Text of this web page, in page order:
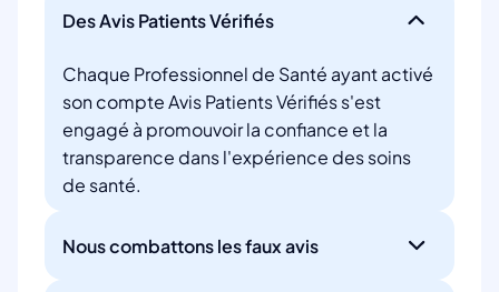
Des Avis Patients Vérifiés
Chaque Professionnel de Santé ayant activé
son compte Avis Patients Vérifiés s'est
engagé à promouvoir la confiance et la
transparence dans l'expérience des soins
de santé.
Nous combattons les faux avis